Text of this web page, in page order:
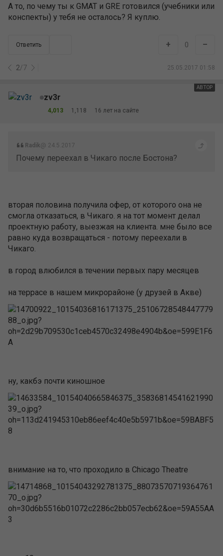
А то, по чему ты к GMAT и GRE готовился (учебники или
конспекты) у тебя не осталось? Я куплю.
Ответить
2/7 25.05.2017 01:58
+ 0 –
АВТОР
zv3r
4,013 1,118 16 лет на сайте
Radik@ 24.5.2017
Почему переехал в Чикаго после Бостона?
вторая половина получила офер, от которого она не
смогла отказаться, в Чикаго. я на тот момент делал
проектную работу, выезжая на клиента. мне было все
равно куда возвращаться - потому переехали в
Чикаго.
в город влюбился в течении первых пару месяцев
на террасе в нашем микрорайоне (у друзей в Акве)
ну, какбэ почти киношное
внимание на то, что проходило в Chicago Theatre